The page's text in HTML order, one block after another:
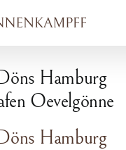
Hamburg
Oevelgönne
Hamburg